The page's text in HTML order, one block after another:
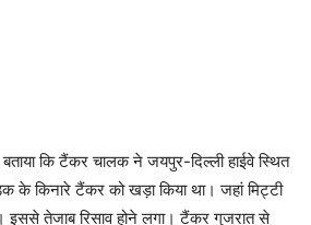
बताया कि टैंकर चालक ने जयपुर-दिल्ली हाईवे स्थित
के किनारे टैंकर को खड़ा किया था। जहां मिट्टी
तेजाब रिसाव होने लगा। टैंकर गुजरात से